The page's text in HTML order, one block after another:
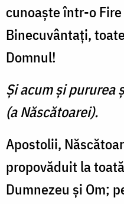
cunoaşte într-o
Binecuvântaţi,
Domnul!
Şi acum şi pururea
(a Născătoarei).
Apostolii,
propovăduit la
Dumnezeu şi Om;